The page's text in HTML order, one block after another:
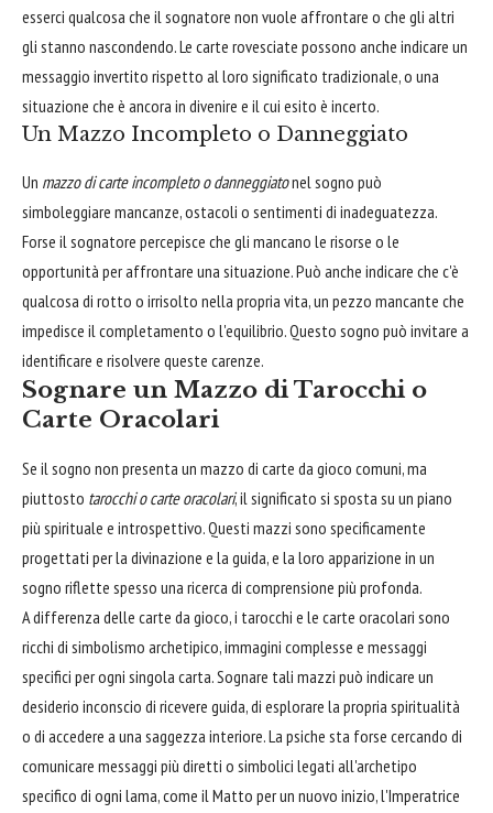
esserci qualcosa che il sognatore non vuole affrontare o che gli altri
gli stanno nascondendo. Le carte rovesciate possono anche indicare un
messaggio invertito rispetto al loro significato tradizionale, o una
situazione che è ancora in divenire e il cui esito è incerto.
Un Mazzo Incompleto o Danneggiato
Un mazzo di carte incompleto o danneggiatonel sogno può
simboleggiare mancanze, ostacoli o sentimenti di inadeguatezza.
Forse il sognatore percepisce che gli mancano le risorse o le
opportunità per affrontare una situazione. Può anche indicare che c'è
qualcosa di rotto o irrisolto nella propria vita, un pezzo mancante che
impedisce il completamento o l'equilibrio. Questo sogno può invitare a
identificare e risolvere queste carenze.
Sognare un Mazzo di Tarocchi o
Carte Oracolari
Se il sogno non presenta un mazzo di carte da gioco comuni, ma
piuttosto tarocchi o carte oracolari, il significato si sposta su un piano
più spirituale e introspettivo. Questi mazzi sono specificamente
progettati per la divinazione e la guida, e la loro apparizione in un
sogno riflette spesso una ricerca di comprensione più profonda.
A differenza delle carte da gioco, i tarocchi e le carte oracolari sono
ricchi di simbolismo archetipico, immagini complesse e messaggi
specifici per ogni singola carta. Sognare tali mazzi può indicare un
desiderio inconscio di ricevere guida, di esplorare la propria spiritualità
o di accedere a una saggezza interiore. La psiche sta forse cercando di
comunicare messaggi più diretti o simbolici legati all'archetipo
specifico di ogni lama, come il Matto per un nuovo inizio, l'Imperatrice